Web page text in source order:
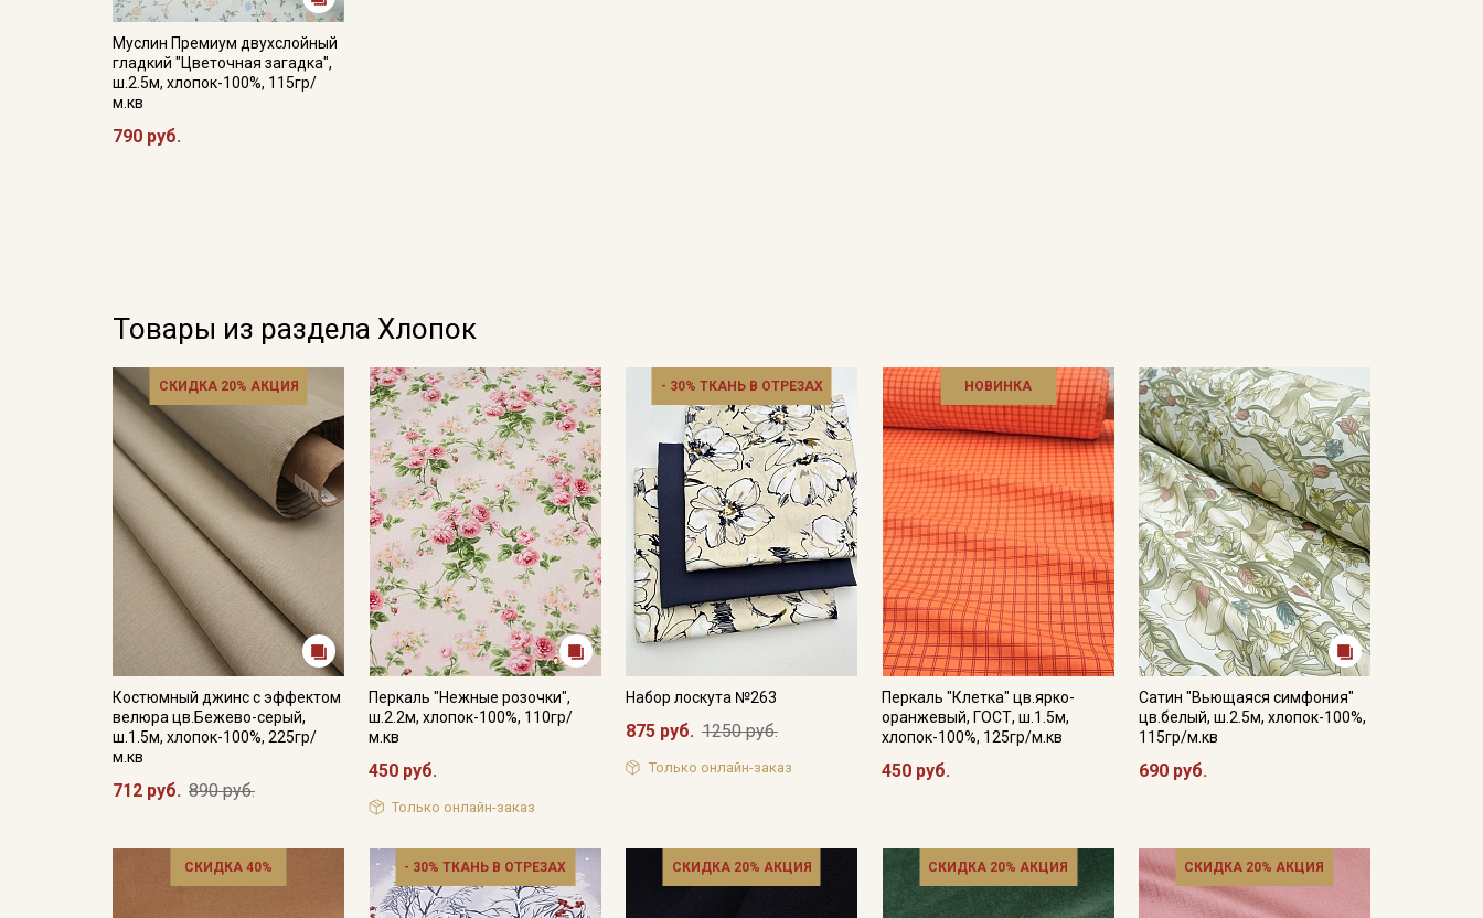
Муслин Премиум двухслойный
гладкий "Цветочная загадка",
ш.2.5м, хлопок-100%, 115гр/
м.кв
790 руб.
Товары из раздела Хлопок
СКИДКА 20% АКЦИЯ
Костюмный джинс с эффектом
велюра цв.Бежево-серый,
ш.1.5м, хлопок-100%, 225гр/
м.кв
712 руб. 890 руб.
Перкаль "Нежные розочки",
ш.2.2м, хлопок-100%, 110гр/
м.кв
450 руб.
Только онлайн-заказ
- 30% ТКАНЬ В ОТРЕЗАХ
Набор лоскута №263
875 руб. 1250 руб.
Только онлайн-заказ
НОВИНКА
Перкаль "Клетка" цв.ярко-
оранжевый, ГОСТ, ш.1.5м,
хлопок-100%, 125гр/м.кв
450 руб.
Сатин "Вьющаяся симфония"
цв.белый, ш.2.5м, хлопок-100%,
115гр/м.кв
690 руб.
СКИДКА 40% - 30% ТКАНЬ В ОТРЕЗАХ СКИДКА 20% АКЦИЯ СКИДКА 20% АКЦИЯ СКИДКА 20% АКЦИЯ